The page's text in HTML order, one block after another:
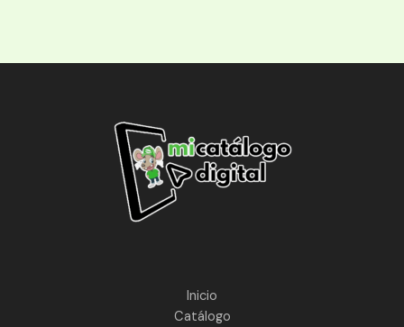
Inicio
Catálogo